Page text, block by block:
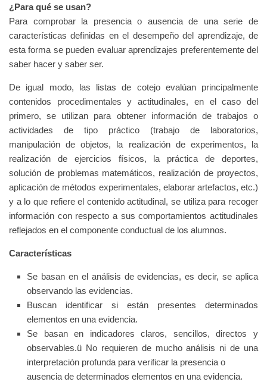
¿Para qué se usan?
Para comprobar la presencia o ausencia de una serie de
características definidas en el desempeño del aprendizaje, de
esta forma se pueden evaluar aprendizajes preferentemente del
saber hacer y saber ser.
De igual modo, las listas de cotejo evalúan principalmente
contenidos procedimentales y actitudinales, en el caso del
primero, se utilizan para obtener información de trabajos o
actividades de tipo práctico (trabajo de laboratorios,
manipulación de objetos, la realización de experimentos, la
realización de ejercicios físicos, la práctica de deportes,
solución de problemas matemáticos, realización de proyectos,
aplicación de métodos experimentales, elaborar artefactos, etc.)
y a lo que refiere el contenido actitudinal, se utiliza para recoger
información con respecto a sus comportamientos actitudinales
reflejados en el componente conductual de los alumnos.
Características
Se basan en el análisis de evidencias, es decir, se aplica
observando las evidencias.
Buscan identificar si están presentes determinados
elementos en una evidencia.
Se basan en indicadores claros, sencillos, directos y
observables.ü No requieren de mucho análisis ni de una
interpretación profunda para verificar la presencia o
ausencia de determinados elementos en una evidencia.